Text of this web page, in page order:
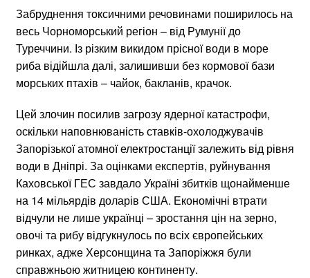
Забруднення токсичними речовинами поширилось на
весь Чорноморський регіон – від Румунії до
Туреччини. Із різким викидом прісної води в море
риба відійшла далі, залишивши без кормової бази
морських птахів – чайок, бакланів, крачок.
Цей злочин посилив загрозу ядерної катастрофи,
оскільки наповнюваність ставків-охолоджувачів
Запорізької атомної електростанції залежить від рівня
води в Дніпрі. За оцінками експертів, руйнування
Каховської ГЕС завдало Україні збитків щонайменше
на 14 мільярдів доларів США. Економічні втрати
відчули не лише українці – зростання цін на зерно,
овочі та рибу відгукнулось по всіх європейських
ринках, адже Херсонщина та Запоріжжя були
справжньою житницею континенту.